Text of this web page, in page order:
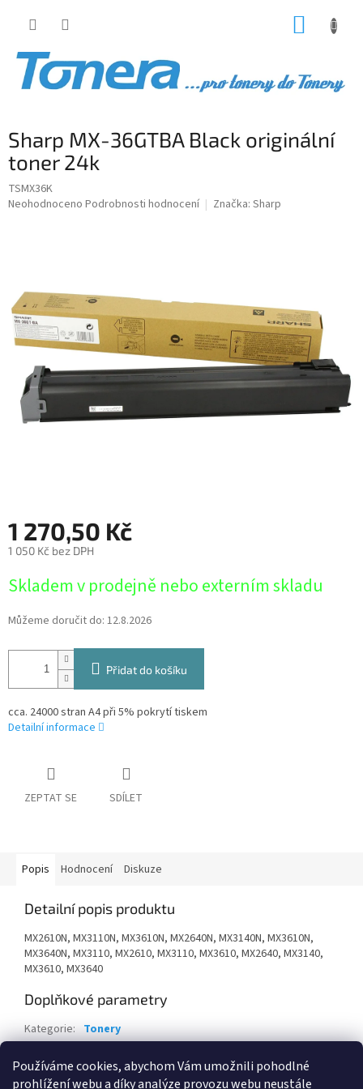
Používáme cookies, abychom Vám umožnili pohodlné
prohlížení webu a díky analýze provozu webu neustále
Sharp MX-36GTBA Black originální
toner 24k
TSMX36K
Průměrné
hvězdiček.
Neohodnoceno Podrobnosti hodnocení Značka: Sharp
1 270,50 Kč
1 050 Kč bez DPH
cena:
Skladem v prodejně nebo externím skladu
Můžeme doručit do: 12.8.2026
Přidat do košíku
cca. 24000 stran A4 při 5% pokrytí tiskem
Detailní informace
ZEPTAT SE SDÍLET
Popis Hodnocení Diskuze
Detailní popis produktu
MX2610N, MX3110N, MX3610N, MX2640N, MX3140N, MX3610N,
MX3640N, MX3110, MX2610, MX3110, MX3610, MX2640, MX3140,
MX3610, MX3640
Doplňkové parametry
Kategorie: Tonery
EAN: 4974019678276